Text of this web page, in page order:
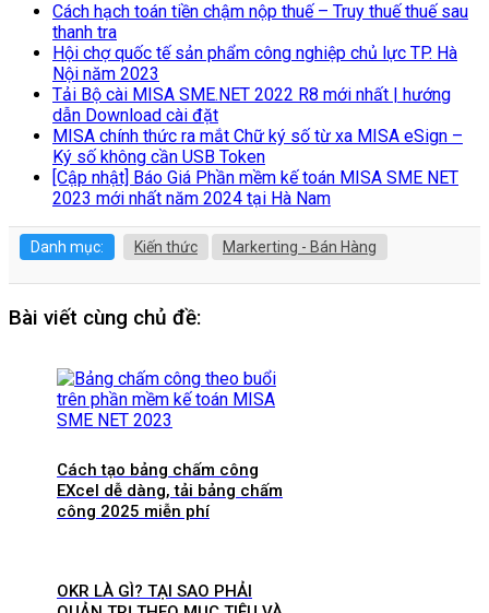
Cách hạch toán tiền chậm nộp thuế – Truy thuế thuế sau
thanh tra
Hội chợ quốc tế sản phẩm công nghiệp chủ lực TP. Hà
Nội năm 2023
Tải Bộ cài MISA SME.NET 2022 R8 mới nhất | hướng
dẫn Download cài đặt
MISA chính thức ra mắt Chữ ký số từ xa MISA eSign –
Ký số không cần USB Token
[Cập nhật] Báo Giá Phần mềm kế toán MISA SME NET
2023 mới nhất năm 2024 tại Hà Nam
Danh mục: Kiến thức Markerting - Bán Hàng
Bài viết cùng chủ đề:
Cách tạo bảng chấm công
EXcel dễ dàng, tải bảng chấm
công 2025 miễn phí
OKR LÀ GÌ? TẠI SAO PHẢI